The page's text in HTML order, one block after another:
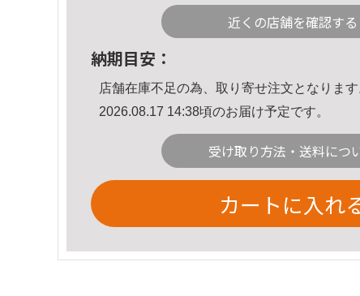
近くの店舗を確認する
納期目安：
店舗在庫不足の為、取り寄せ注文となります
2026.08.17 14:38頃のお届け予定です。
受け取り方法・送料につ
カートに入れ